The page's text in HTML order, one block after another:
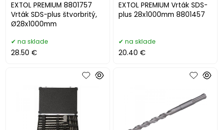
EXTOL PREMIUM 8801757
Vrták SDS-plus štvorbritý,
Ø28x1000mm
na sklade
28.50 €
EXTOL PREMIUM Vrták SDS-
plus 28x1000mm 8801457
na sklade
20.40 €